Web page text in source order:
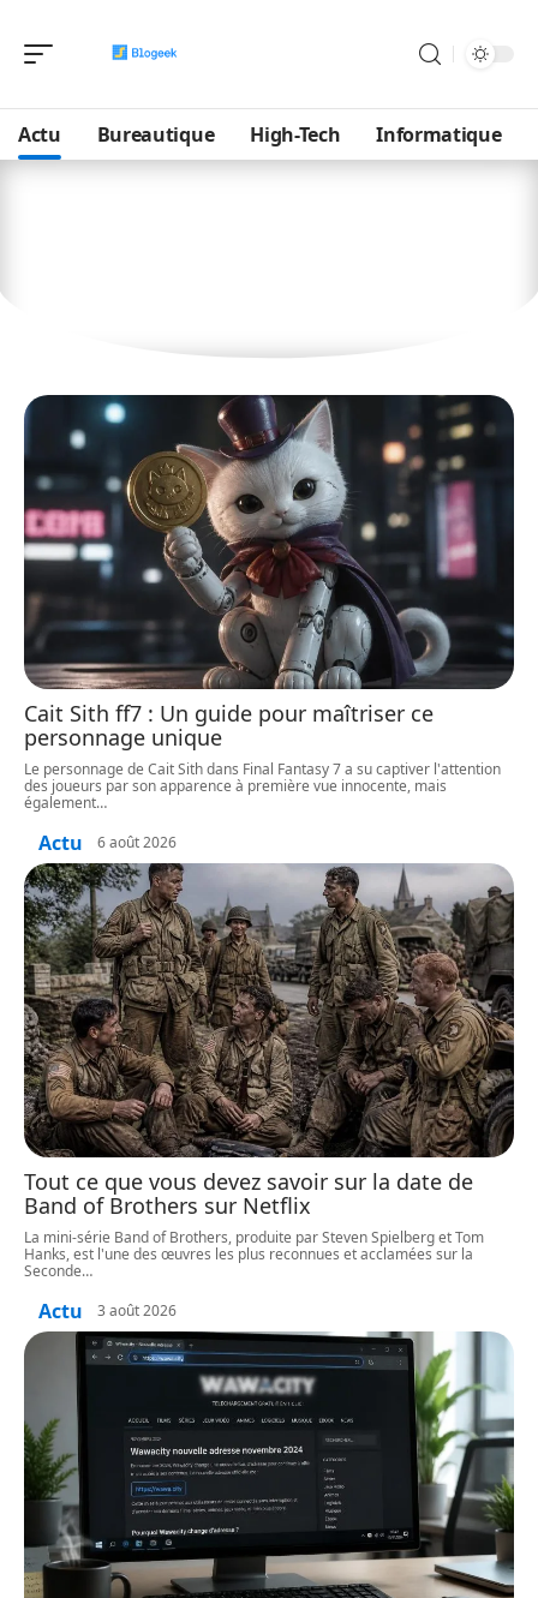
Actu Bureautique High-Tech Informatique
Cait Sith ff7 : Un guide pour maîtriser ce
personnage unique
Le personnage de Cait Sith dans Final Fantasy 7 a su captiver l'attention
des joueurs par son apparence à première vue innocente, mais
également…
Actu 6 août 2026
Tout ce que vous devez savoir sur la date de
Band of Brothers sur Netflix
La mini-série Band of Brothers, produite par Steven Spielberg et Tom
Hanks, est l'une des œuvres les plus reconnues et acclamées sur la
Seconde…
Actu 3 août 2026